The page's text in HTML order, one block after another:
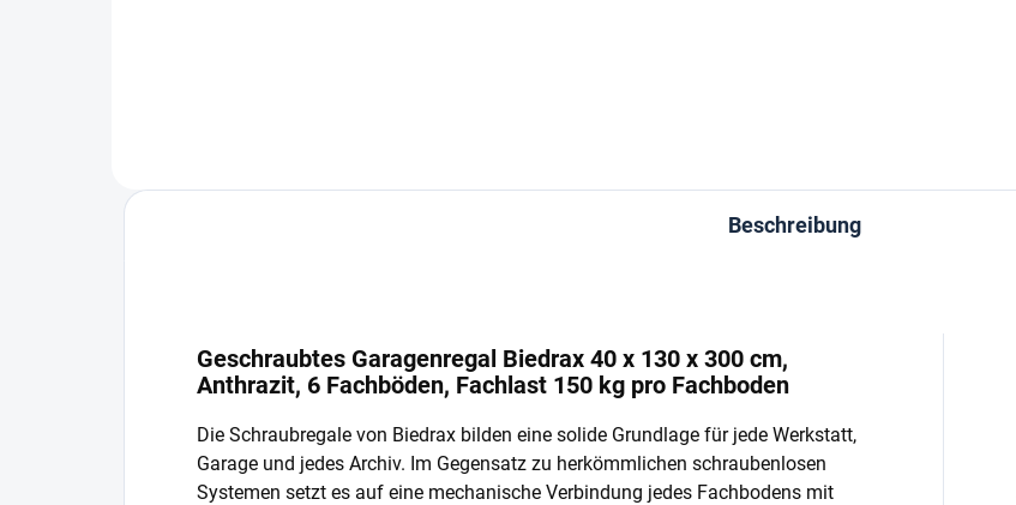
Beschreibung
Geschraubtes Garagenregal Biedrax 40 x 130 x 300 cm,
Anthrazit, 6 Fachböden, Fachlast 150 kg pro Fachboden
Die Schraubregale von Biedrax bilden eine solide Grundlage für jede Werkstatt,
Garage und jedes Archiv. Im Gegensatz zu herkömmlichen schraubenlosen
Systemen setzt es auf eine mechanische Verbindung jedes Fachbodens mit